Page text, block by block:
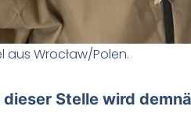
aus Wrocław/Polen.
dieser Stelle wird